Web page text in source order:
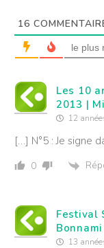
16
le plus
Les 10
2013 |
12
[…] N°5 : Je signe
0
Festival
Bonnami
13